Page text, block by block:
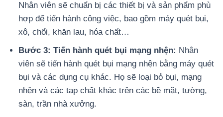
Nhân viên sẽ chuẩn bị các thiết bị và sản phẩm phù
hợp để tiến hành công việc, bao gồm máy quét bụi,
xô, chổi, khăn lau, hóa chất…
Bước 3: Tiến hành quét bụi mạng nhện: Nhân
viên sẽ tiến hành quét bụi mạng nhện bằng máy quét
bụi và các dụng cụ khác. Họ sẽ loại bỏ bụi, mạng
nhện và các tạp chất khác trên các bề mặt, tường,
sàn, trần nhà xưởng.